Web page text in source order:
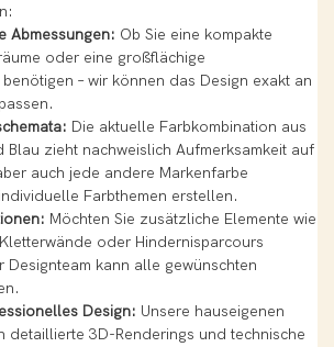
Abmessungen: Ob Sie eine kompakte
oder eine großflächige
– wir können das Design exakt an
Die aktuelle Farbkombination aus
Blau zieht nachweislich Aufmerksamkeit auf
auch jede andere Markenfarbe
Farbthemen erstellen.
Möchten Sie zusätzliche Elemente wie
oder Hindernisparcours
Designteam kann alle gewünschten
Design: Unsere hauseigenen
detaillierte 3D-Renderings und technische